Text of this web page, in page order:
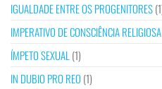
IGUALDADE ENTRE OS PROGENITORES
IMPERATIVO DE CONSCIÊNCIA RELIGIOSA
ÍMPETO SEXUAL (1)
IN DUBIO PRO REO (1)